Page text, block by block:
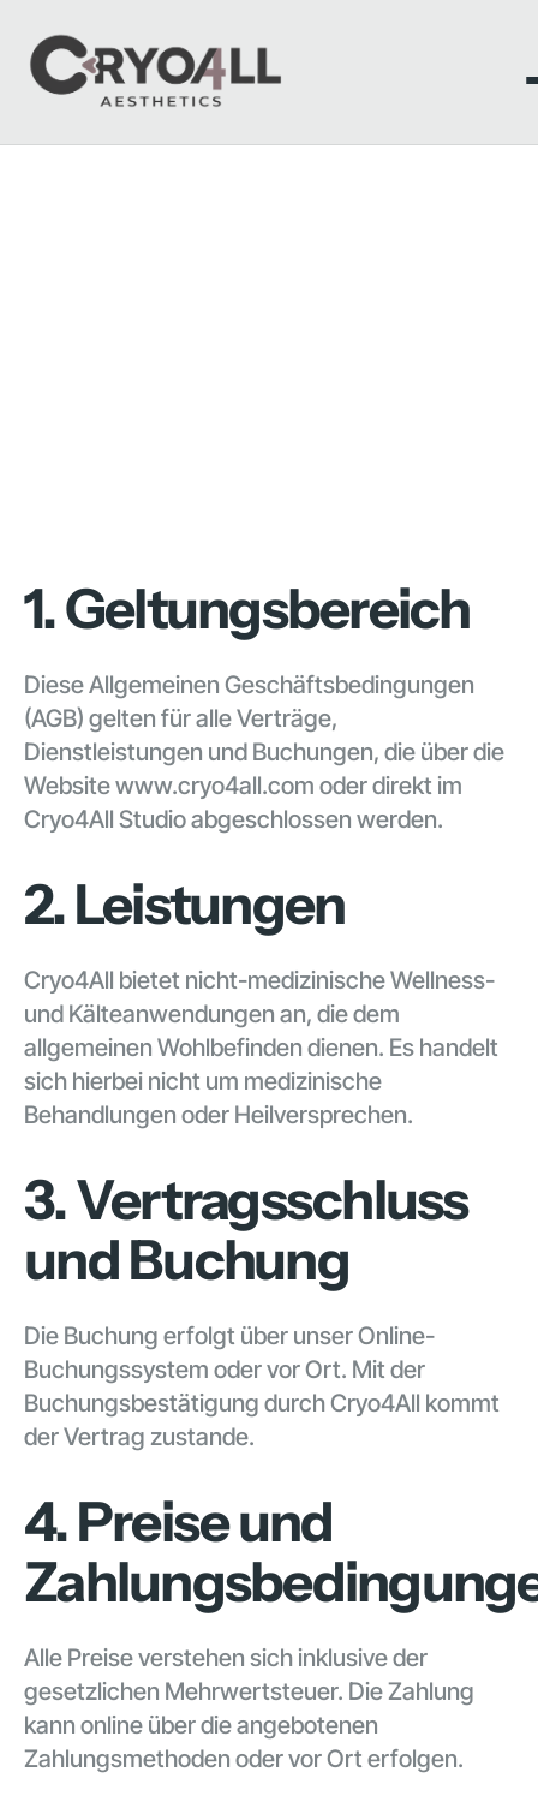
1. Geltungsbereich
Diese Allgemeinen Geschäftsbedingungen
(AGB) gelten für alle Verträge,
Dienstleistungen und Buchungen, die über die
Website www.cryo4all.com oder direkt im
Cryo4All Studio abgeschlossen werden.
2. Leistungen
Cryo4All bietet nicht-medizinische Wellness-
und Kälteanwendungen an, die dem
allgemeinen Wohlbefinden dienen. Es handelt
sich hierbei nicht um medizinische
Behandlungen oder Heilversprechen.
3. Vertragsschluss
und Buchung
Die Buchung erfolgt über unser Online-
Buchungssystem oder vor Ort. Mit der
Buchungsbestätigung durch Cryo4All kommt
der Vertrag zustande.
4. Preise und
Alle Preise verstehen sich inklusive der
gesetzlichen Mehrwertsteuer. Die Zahlung
kann online über die angebotenen
Zahlungsmethoden oder vor Ort erfolgen.